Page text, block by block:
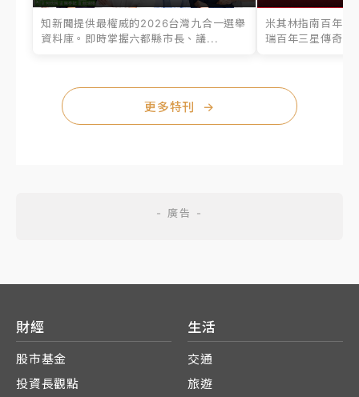
知新聞提供最權威的2026台灣九合一選舉
資料庫。即時掌握六都縣市長、議...
米其林指南百年之
瑞百年三星傳奇、
更多特刊 →
財經
股市基金
投資長觀點
生活
交通
旅遊